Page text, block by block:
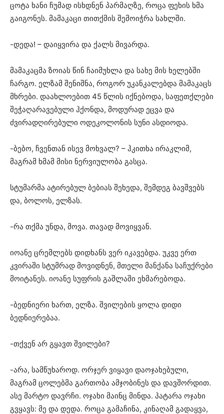
ცოტა ხანი ჩუმად ისხდნენ პარმაღზე, როცა ფეხის ხმა
გაიგონეს. მამაკაცი თითქმის შემოიჭრა სახლში.
-დედა! – დაიყვირა და ქალს მივარდა.
მამაკაცმა ზოიას წინ ჩაიმუხლა და სახე მის ხელებში
ჩარგო. ელზამ შენიშნა, როგორ უკანკალებდა მამაკაცს
მხრები. დაახლოებით 45 წლის იქნებოდა, საფეთქლები
შეჭაღარავებული ჰქონდა, მოდურად ეცვა და
ძვირადღირებული ოდეკოლონის სუნი ასდიოდა.
-ბებო, ჩვენთან ისევ მოხვალ? – ჰკითხა ირაკლიმ,
მაგრამ ხმამ მისი ნერვიულობა გასცა.
სტუმარმა ატირებულ ბებიას შეხედა, შემდეგ ბავშვებს
და, ბოლოს, ელზას.
-რა თქმა უნდა, მოვა. თავად მოვიყვან.
იოანე ცრემლებს დიდხანს ვერ იკავებდა. უკვე ერთ
კვირაში სტუმრად მოვიდნენ, მთელი მანქანა საჩუქრები
მოიტანეს. იოანე სუფრის გაშლაში ეხმარებოდა.
-ბედნიერი ხართ, ელზა. შვილების ყოლა დიდი
ბედნიერებაა.
-თქვენ არ გყავთ შვილები?
-არა, სამწუხაროდ. ორჯერ ვიყავი დაოჯახებული,
მაგრამ ცოლებმა გართობა ამჯობინეს და დავშორდით.
ასე მარტო დავრჩი. ოჯახი მაინც მინდა. პატარა ოჯახი
გვყავს: მე და დედა. როცა გამაჩინა, კინაღამ გადაყვა,